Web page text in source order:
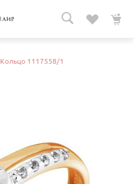
Кольцо 1117558/1